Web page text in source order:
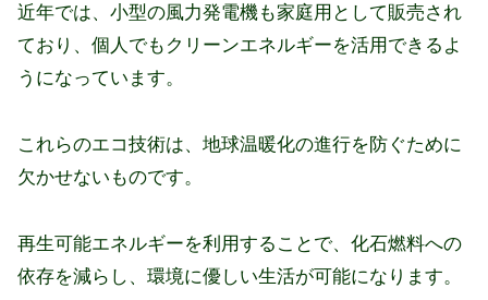
近年では、小型の風力発電機も家庭用として販売され
ており、個人でもクリーンエネルギーを活用できるよ
うになっています。
これらのエコ技術は、地球温暖化の進行を防ぐために
欠かせないものです。
再生可能エネルギーを利用することで、化石燃料への
依存を減らし、環境に優しい生活が可能になります。